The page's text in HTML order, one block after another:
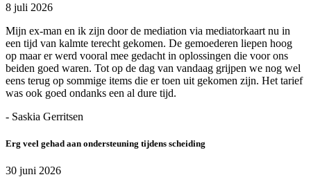
8 juli 2026
Mijn ex-man en ik zijn door de mediation via mediatorkaart nu in
een tijd van kalmte terecht gekomen. De gemoederen liepen hoog
op maar er werd vooral mee gedacht in oplossingen die voor ons
beiden goed waren. Tot op de dag van vandaag grijpen we nog wel
eens terug op sommige items die er toen uit gekomen zijn. Het tarief
was ook goed ondanks een al dure tijd.
- Saskia Gerritsen
Erg veel gehad aan ondersteuning tijdens scheiding
30 juni 2026